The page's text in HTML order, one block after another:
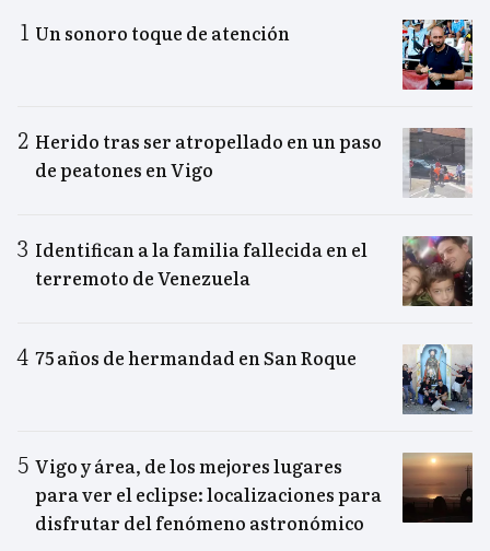
Un sonoro toque de atención
Herido tras ser atropellado en un paso
de peatones en Vigo
Identifican a la familia fallecida en el
terremoto de Venezuela
75 años de hermandad en San Roque
Vigo y área, de los mejores lugares
para ver el eclipse: localizaciones para
disfrutar del fenómeno astronómico